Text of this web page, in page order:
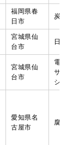
福岡県春
日市
炭
宮城県仙
台市
日
宮城県仙
台市
電
サ
シ
愛知県名
古屋市
腐